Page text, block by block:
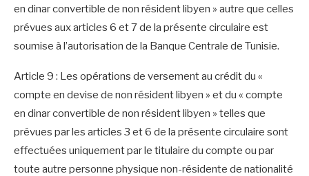
en dinar convertible de non résident libyen » autre que celles
prévues aux articles 6 et 7 de la présente circulaire est
soumise à l’autorisation de la Banque Centrale de Tunisie.
Article 9 : Les opérations de versement au crédit du «
compte en devise de non résident libyen » et du « compte
en dinar convertible de non résident libyen » telles que
prévues par les articles 3 et 6 de la présente circulaire sont
effectuées uniquement par le titulaire du compte ou par
toute autre personne physique non-résidente de nationalité